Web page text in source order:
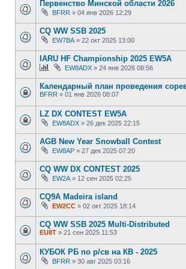
Первенство Минской области 2026
BFRR » 04 янв 2026 12:29
CQ WW SSB 2025
EW7BA » 22 окт 2025 13:00
IARU HF Championship 2025 EW5A
EW8ADX » 24 янв 2026 08:56
Календарный план проведения
BFRR » 01 янв 2026 08:07
LZ DX CONTEST EW5A
EW8ADX » 26 дек 2025 22:15
AGB New Year Snowball Contest
EW8AP » 27 дек 2025 07:20
CQ WW DX CONTEST 2025
EW2A » 12 сен 2025 02:25
CQ9A Madeira island
EW2CC » 02 окт 2025 18:14
CQ WW SSB 2025 Multi-Distributed
EU8T » 21 сен 2025 11:53
КУБОК РБ по р/св на КВ - 2025
BFRR » 30 авг 2025 03:16